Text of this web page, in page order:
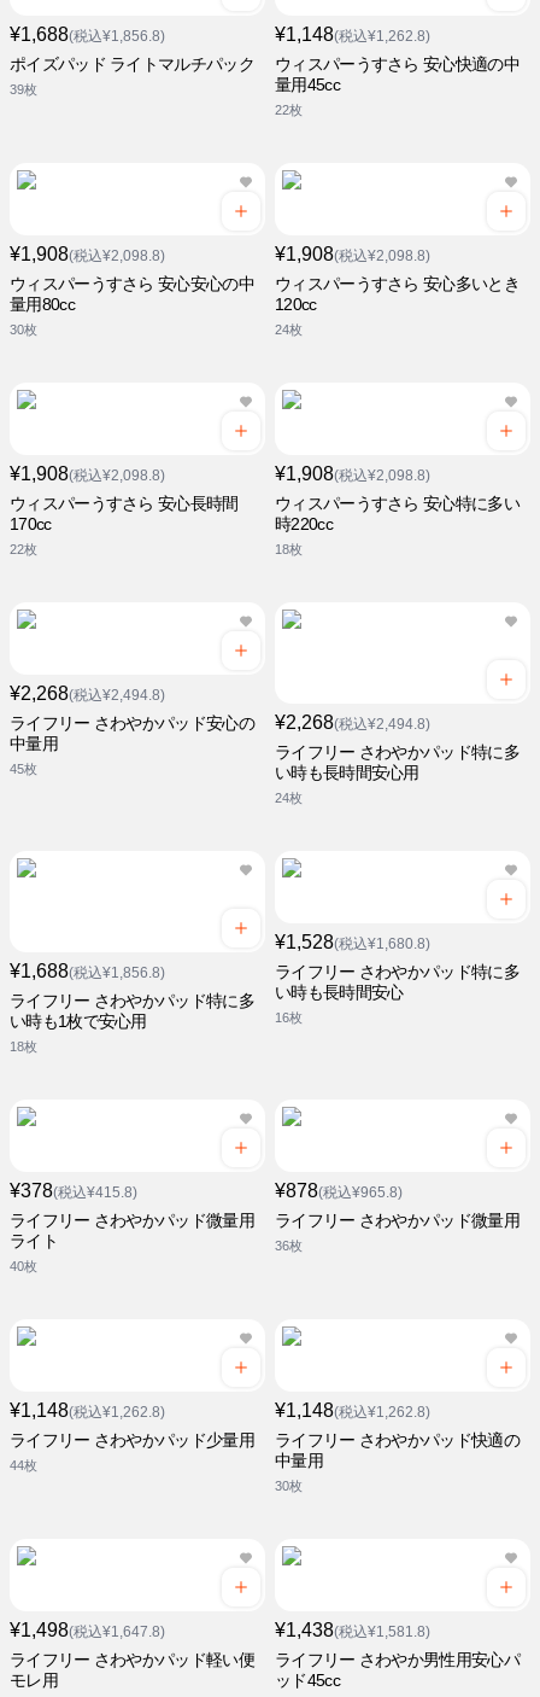
¥1,688(税込¥1,856.8)
ポイズパッド ライトマルチパック
39枚
¥1,148(税込¥1,262.8)
ウィスパーうすさら 安心快適の中
量用45cc
22枚
¥1,908(税込¥2,098.8)
ウィスパーうすさら 安心安心の中
量用80cc
30枚
¥1,908(税込¥2,098.8)
ウィスパーうすさら 安心多いとき
120cc
24枚
¥1,908(税込¥2,098.8)
ウィスパーうすさら 安心長時間
170cc
22枚
¥1,908(税込¥2,098.8)
ウィスパーうすさら 安心特に多い
時220cc
18枚
¥2,268(税込¥2,494.8)
ライフリー さわやかパッド安心の
中量用
45枚
¥2,268(税込¥2,494.8)
ライフリー さわやかパッド特に多
い時も長時間安心用
24枚
¥1,688(税込¥1,856.8)
ライフリー さわやかパッド特に多
い時も1枚で安心用
18枚
¥1,528(税込¥1,680.8)
ライフリー さわやかパッド特に多
い時も長時間安心
16枚
¥378(税込¥415.8)
ライフリー さわやかパッド微量用
ライト
40枚
¥878(税込¥965.8)
ライフリー さわやかパッド微量用
36枚
¥1,148(税込¥1,262.8)
ライフリー さわやかパッド少量用
44枚
¥1,148(税込¥1,262.8)
ライフリー さわやかパッド快適の
中量用
30枚
¥1,498(税込¥1,647.8)
ライフリー さわやかパッド軽い便
モレ用
¥1,438(税込¥1,581.8)
ライフリー さわやか男性用安心パ
ッド45cc